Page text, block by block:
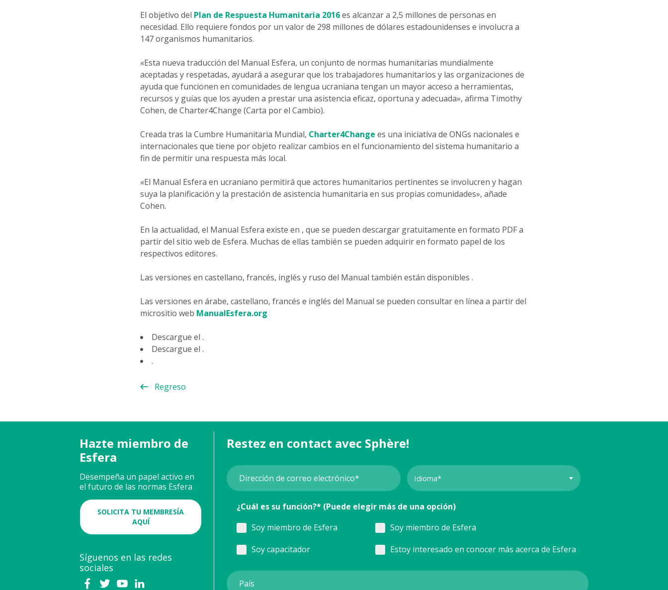
El objetivo del Plan de Respuesta Humanitaria 2016es alcanzar a 2,5 millones de personas en
necesidad. Ello requiere fondos por un valor de 298 millones de dólares estadounidenses e involucra a
147 organismos humanitarios.
«Esta nueva traducción del Manual Esfera, un conjunto de normas humanitarias mundialmente
aceptadas y respetadas, ayudará a asegurar que los trabajadores humanitarios y las organizaciones de
ayuda que funcionen en comunidades de lengua ucraniana tengan un mayor acceso a herramientas,
recursos y guías que los ayuden a prestar una asistencia eficaz, oportuna y adecuada», afirma Timothy
Cohen, de Charter4Change (Carta por el Cambio).
Creada tras la Cumbre Humanitaria Mundial, Charter4Change es una iniciativa de ONGs nacionales e
internacionales que tiene por objeto realizar cambios en el funcionamiento del sistema humanitario a
fin de permitir una respuesta más local.
«El Manual Esfera en ucraniano permitirá que actores humanitarios pertinentes se involucren y hagan
suya la planificación y la prestación de asistencia humanitaria en sus propias comunidades», añade
Cohen.
En la actualidad, el Manual Esfera existe en , que se pueden descargar gratuitamente en formato PDF a
partir del sitio web de Esfera. Muchas de ellas también se pueden adquirir en formato papel de los
respectivos editores.
Las versiones en castellano, francés, inglés y ruso del Manual también están disponibles .
Las versiones en árabe, castellano, francés e inglés del Manual se pueden consultar en línea a partir del
micrositio web ManualEsfera.org
Descargue el .
Descargue el .
.
Regreso
Hazte miembro de
Esfera
Desempeña un papel activo en
el futuro de las normas Esfera
SOLICITA TU MEMBRESÍA
AQUÍ
Síguenos en las redes
sociales
Restez en contact avec Sphère!
¿Cuál es su función?* (Puede elegir más de una opción)
Soy miembro de Esfera
Soy miembro de Esfera
Soy capacitador
Estoy interesado en conocer más acerca de Esfera